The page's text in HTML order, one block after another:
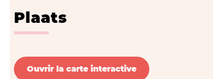
Plaats
Ouvrir la carte interactive